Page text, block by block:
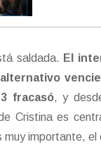
saldada. El
fracasó, y
Cristina es
muy importante, el